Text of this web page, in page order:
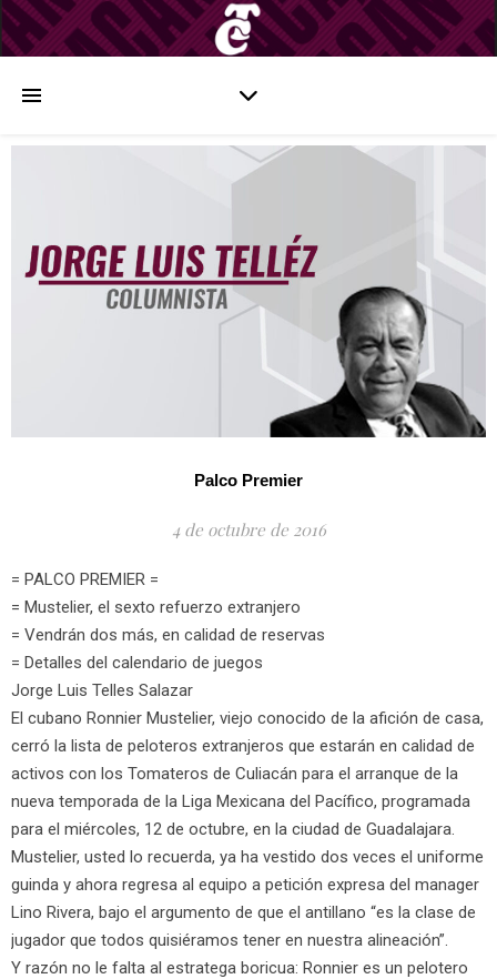
Palco Premier
4 de octubre de 2016
= PALCO PREMIER =
= Mustelier, el sexto refuerzo extranjero
= Vendrán dos más, en calidad de reservas
= Detalles del calendario de juegos
Jorge Luis Telles Salazar
El cubano Ronnier Mustelier, viejo conocido de la afición de casa,
cerró la lista de peloteros extranjeros que estarán en calidad de
activos con los Tomateros de Culiacán para el arranque de la
nueva temporada de la Liga Mexicana del Pacífico, programada
para el miércoles, 12 de octubre, en la ciudad de Guadalajara.
Mustelier, usted lo recuerda, ya ha vestido dos veces el uniforme
guinda y ahora regresa al equipo a petición expresa del manager
Lino Rivera, bajo el argumento de que el antillano “es la clase de
jugador que todos quisiéramos tener en nuestra alineación”.
Y razón no le falta al estratega boricua: Ronnier es un pelotero